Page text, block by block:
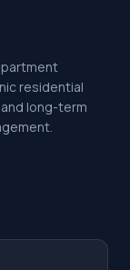
residential
long-term